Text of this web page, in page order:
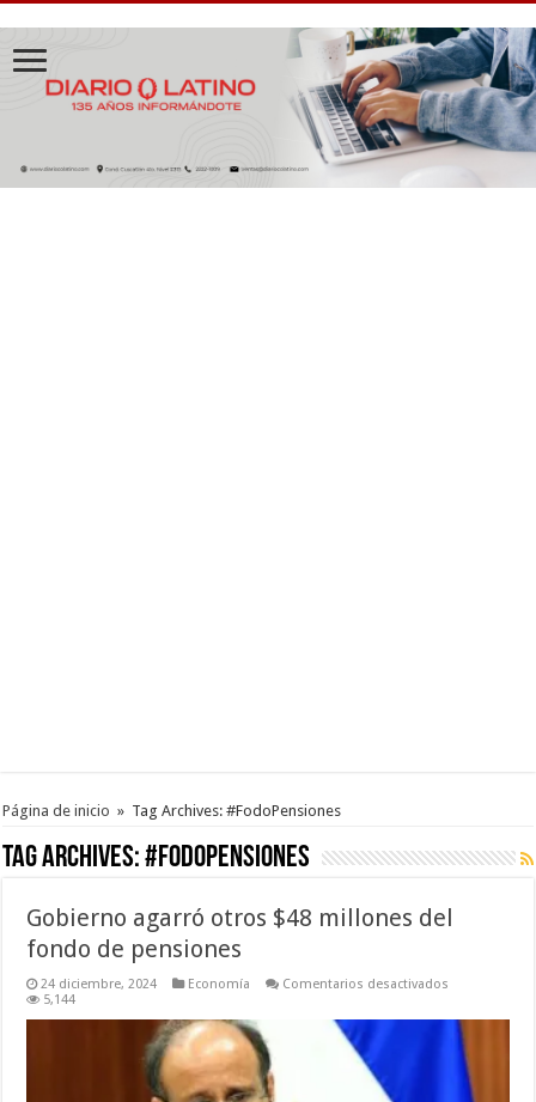
Página de inicio » Tag Archives: #FodoPensiones
Tag Archives:#FodoPensiones
Gobierno agarró otros $48 millones del
fondo de pensiones
24 diciembre, 2024 Economía Comentarios desactivados
otros
$48
millones
del
fondo
5,144